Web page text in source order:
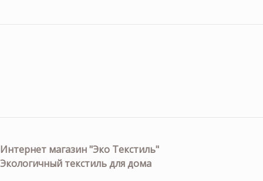
Интернет магазин "Эко Текстиль"
Экологичный текстиль для дома